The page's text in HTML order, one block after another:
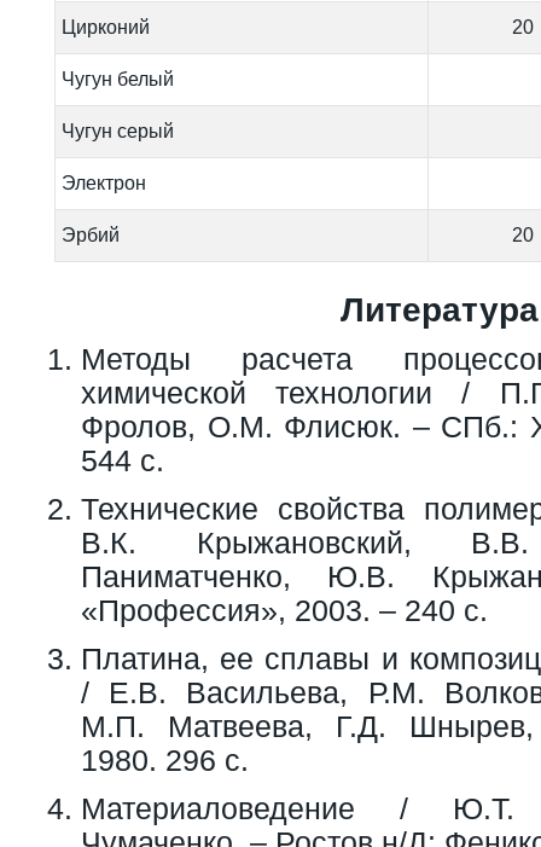
Цирконий 20
Чугун белый
Чугун серый
Электрон
Эрбий 20
Литература
Методы расчета
химической технологии /
Фролов, О.М. Флисюк. – СПб.:
544 с.
Технические свойства
В.К. Крыжановский,
Паниматченко, Ю.В.
«Профессия», 2003. – 240 с.
Платина, ее сплавы и
/ Е.В. Васильева, Р.М.
М.П. Матвеева, Г.Д.
1980. 296 с.
Материаловедение / Ю.Т.